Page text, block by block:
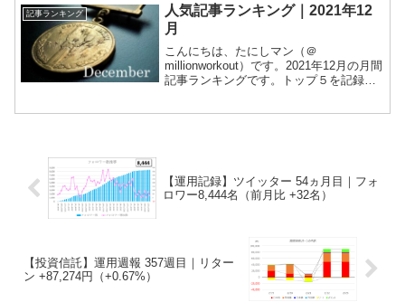
記事ランキング
人気記事ランキング｜2021年12
月
こんにちは、たにしマン（＠
millionworkout）です。2021年12月の月間
記事ランキングです。トップ５を記録し
【運用記録】ツイッター 54ヵ月目｜フォ
ロワー8,444名（前月比 +32名）
【投資信託】運用週報 357週目｜リター
ン +87,274円（+0.67%）